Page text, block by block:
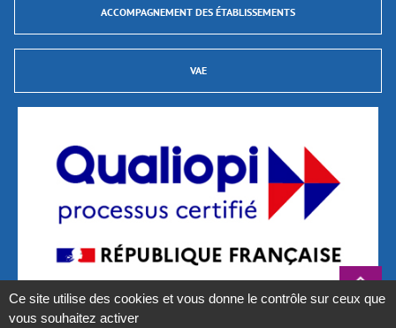
ACCOMPAGNEMENT DES ÉTABLISSEMENTS
VAE
La certification qualité a été délivrée au titre des catégories d’actions suivantes :
Ce site utilise des cookies et vous donne le contrôle sur ceux que
vous souhaitez activer